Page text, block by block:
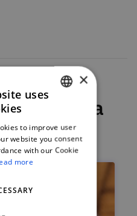
is part of a
ENGLISH
×
uses
to improve user
website you consent
with our Cookie
more